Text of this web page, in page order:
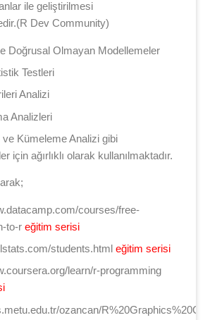
ile geliştirilmesi
Dev Community)
Doğrusal Olmayan Modellemeler
Testleri
Analizi
Analizleri
ve Kümeleme Analizi gibi
için ağırlıklı olarak kullanılmaktadır.
courses/free-
to-r eğitim serisi
students.html eğitim serisi
learn/r-programming
ozancan/